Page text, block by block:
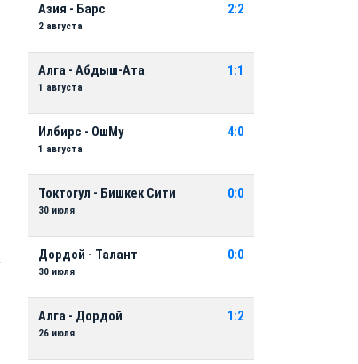
Азия - Барс
2 августа
2:2
Алга - Абдыш-Ата
1 августа
1:1
Илбирс - ОшМу
1 августа
4:0
Токтогул - Бишкек Сити
30 июля
0:0
Дордой - Талант
30 июля
0:0
Алга - Дордой
26 июля
1:2